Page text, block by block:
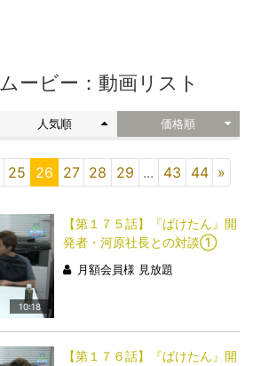
ービー：動画リスト
人気順 価格順
25 26 27 28 29 ... 43 44 »
10:18
【第１７５話】『ばけたん』開
発者・河原社長との対談①
月額会員様 見放題
【第１７６話】『ばけたん』開